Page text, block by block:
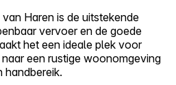
Haren is de uitstekende
vervoer en de goede
het een ideale plek voor
een rustige woonomgeving
handbereik.